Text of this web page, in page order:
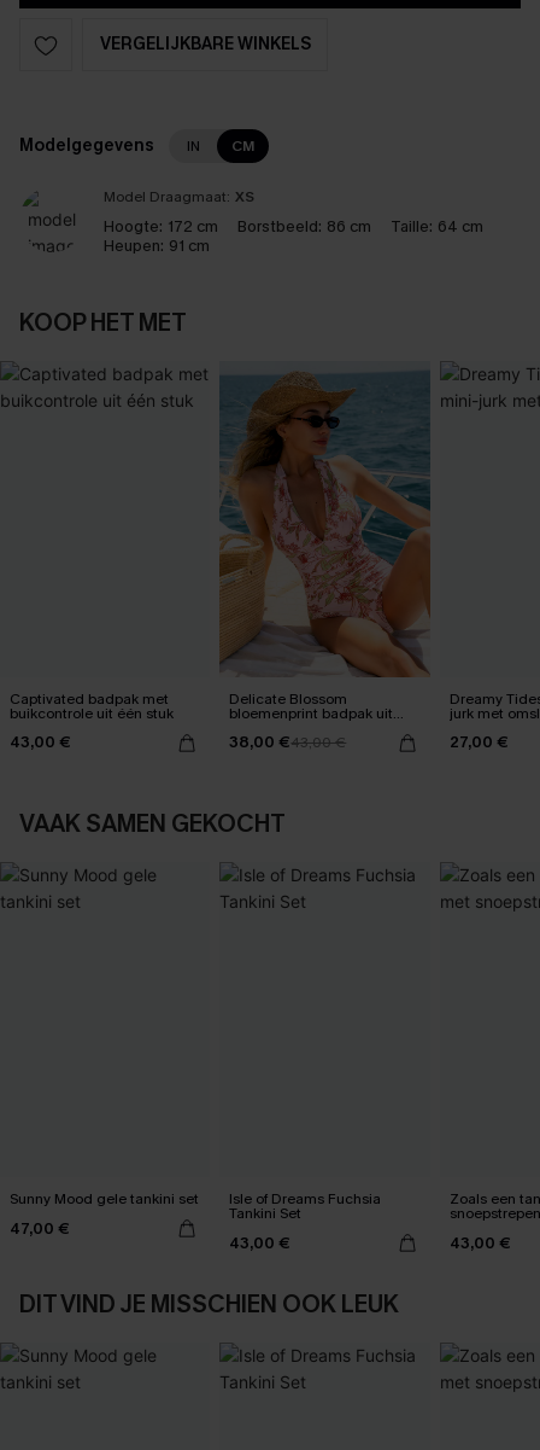
VERGELIJKBARE WINKELS
Modelgegevens IN CM
Model Draagmaat: XS
Hoogte: 172 cm Borstbeeld: 86 cm Taille: 64 cm
Heupen: 91 cm
KOOP HET MET
Captivated badpak met
buikcontrole uit één stuk
43,00 €
Delicate Blossom
bloemenprint badpak uit
38,00 €43,00 €
Dreamy
jurk met
27,00 €
VAAK SAMEN GEKOCHT
Sunny Mood gele tankini set
47,00 €
Isle of Dreams Fuchsia
Tankini Set
43,00 €
Zoals een
snoepstrepen
43,00 €
DIT VIND JE MISSCHIEN OOK LEUK